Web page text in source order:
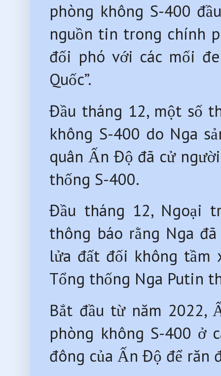
phòng không S-400
nguồn tin trong chính
đối phó với các mối
Quốc”.
Đầu tháng 12, một số
không S-400 do Nga
quân Ấn Độ đã cử
thống S-400.
Đầu tháng 12, Ngoại
thông báo rằng Nga
lửa đất đối không tầm
Tổng thống Nga Putin
Bắt đầu từ năm 2022,
phòng không S-400 ở
đông của Ấn Độ để răn